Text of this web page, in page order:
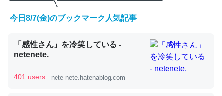
くらい。小説でいう「ずっと前の伏線」は回収されないけ
ど、短期記憶というには多い分量。進化すればするほど分
かりやすく強くなりそう
今日8/7(金)のブックマーク人気記事
「感性さん」を冷笑している -
netenete.
401 users nete-nete.hatenablog.com